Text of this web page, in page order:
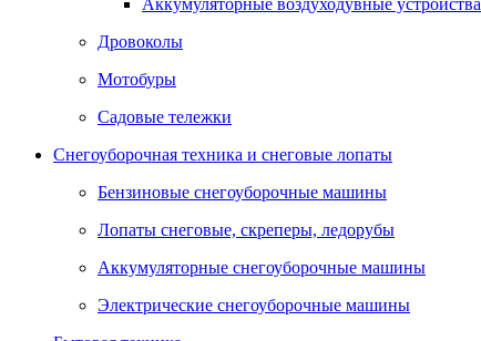
Аккумуляторные воздуходувные устройства
Дровоколы
Мотобуры
Садовые тележки
Снегоуборочная техника и снеговые лопаты
Бензиновые снегоуборочные машины
Лопаты снеговые, скреперы, ледорубы
Аккумуляторные снегоуборочные машины
Электрические снегоуборочные машины